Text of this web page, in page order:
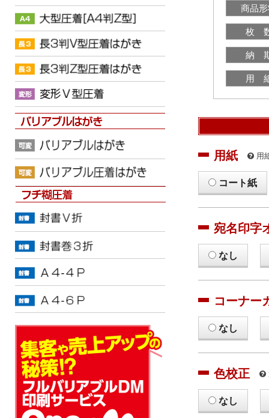
商品
枚
納
用
用紙 用
コート紙
宛名印字
なし
コーナー
なし
色校正
なし